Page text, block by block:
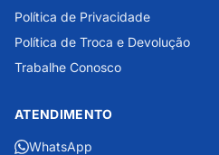
Política de Privacidade
Política de Troca e Devolução
Trabalhe Conosco
ATENDIMENTO
WhatsApp